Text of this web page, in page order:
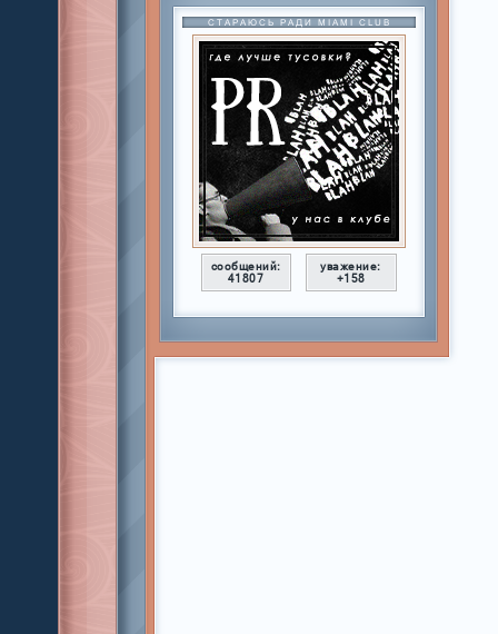
СТАРАЮСЬ РАДИ MIAMI CLUB
сообщений:
41807
уважение:
+158